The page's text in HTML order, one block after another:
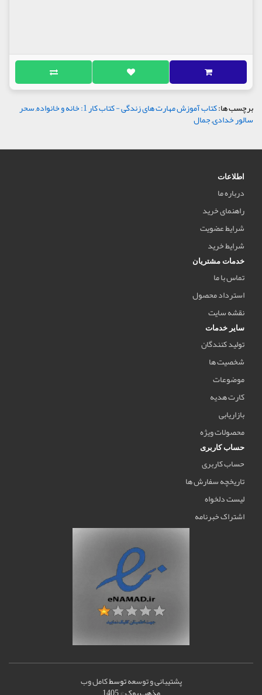
برچسب ها:کتاب آموزش مهارت های زندگی - کتاب کار 1: خانه و خانواده ,سحر
سالور خدادی,جمال
اطلاعات
درباره ما
راهنمای خرید
شرایط عضویت
شرایط خرید
خدمات مشتریان
تماس با ما
استرداد محصول
نقشه سایت
سایر خدمات
تولید کنندگان
شخصیت ها
موضوعات
کارت هدیه
بازاریابی
محصولات ویژه
حساب کاربری
حساب کاربری
تاریخچه سفارش ها
لیست دلخواه
اشتراک خبرنامه
پشتیبانی و توسعهتوسطکامل وب